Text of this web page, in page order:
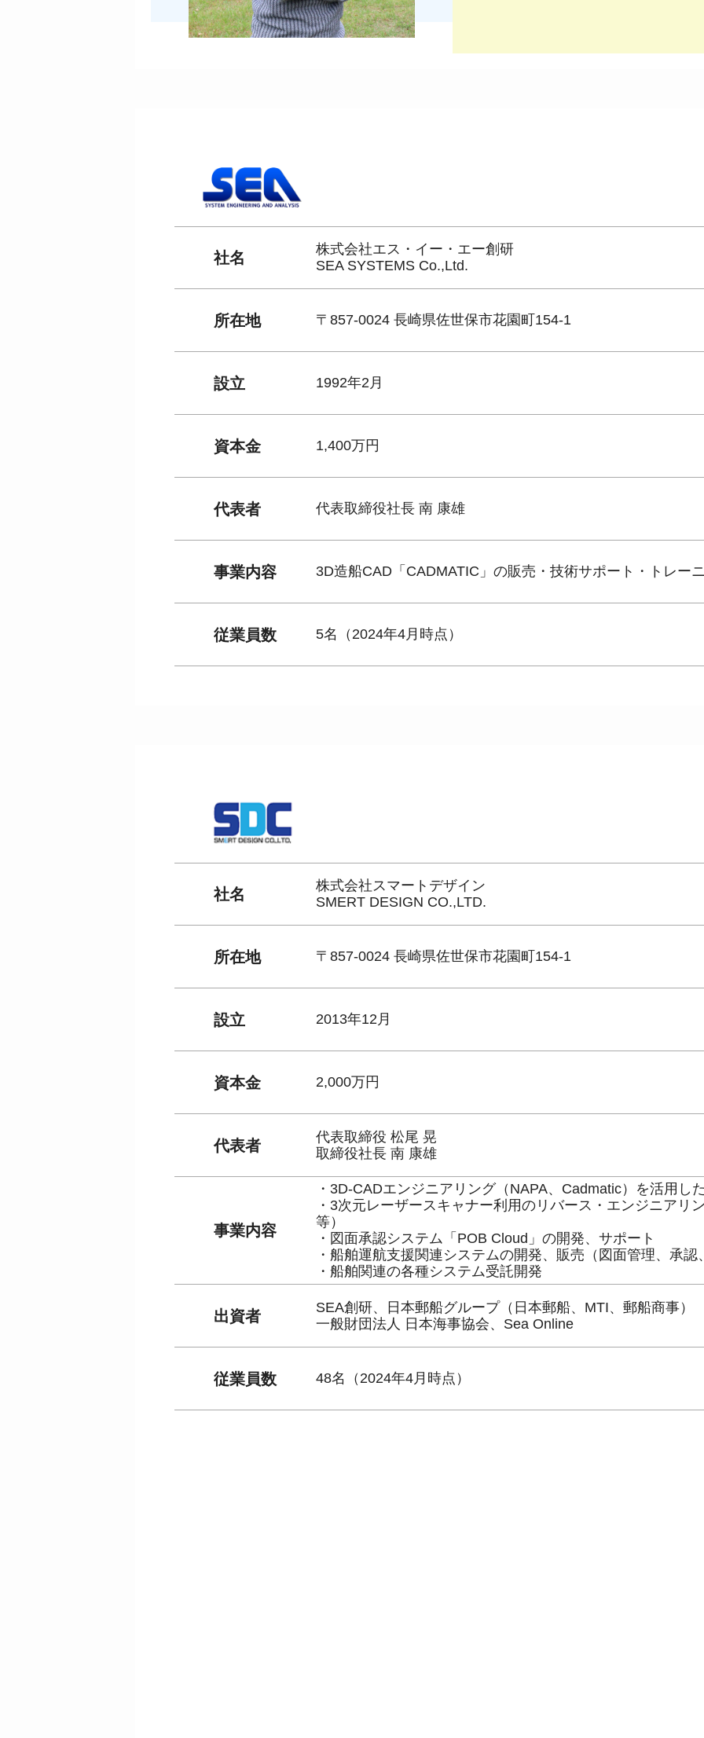
社名
株式会社エス・イー・エー創研
SEA SYSTEMS Co.,Ltd.
所在地 〒857-0024 長崎県佐世保市花園町154-1
設立 1992年2月
資本金 1,400万円
代表者 代表取締役社長 南 康雄
事業内容 3D造船CAD「CADMATIC」の販売・技術サポート・トレー
従業員数 5名（2024年4月時点）
社名
株式会社スマートデザイン
SMERT DESIGN CO.,LTD.
所在地 〒857-0024 長崎県佐世保市花園町154-1
設立 2013年12月
資本金 2,000万円
代表者
代表取締役 松尾 晃
取締役社長 南 康雄
事業内容
・3D-CADエンジニアリング（NAPA、Cadmatic）を活用し
・3次元レーザースキャナー利用のリバース・エンジニアリ
等）
・図面承認システム「POB Cloud」の開発、サポート
・船舶運航支援関連システムの開発、販売（図面管理、承認
・船舶関連の各種システム受託開発
出資者
SEA創研、日本郵船グループ（日本郵船、MTI、郵船商事）
一般財団法人 日本海事協会、Sea Online
従業員数 48名（2024年4月時点）